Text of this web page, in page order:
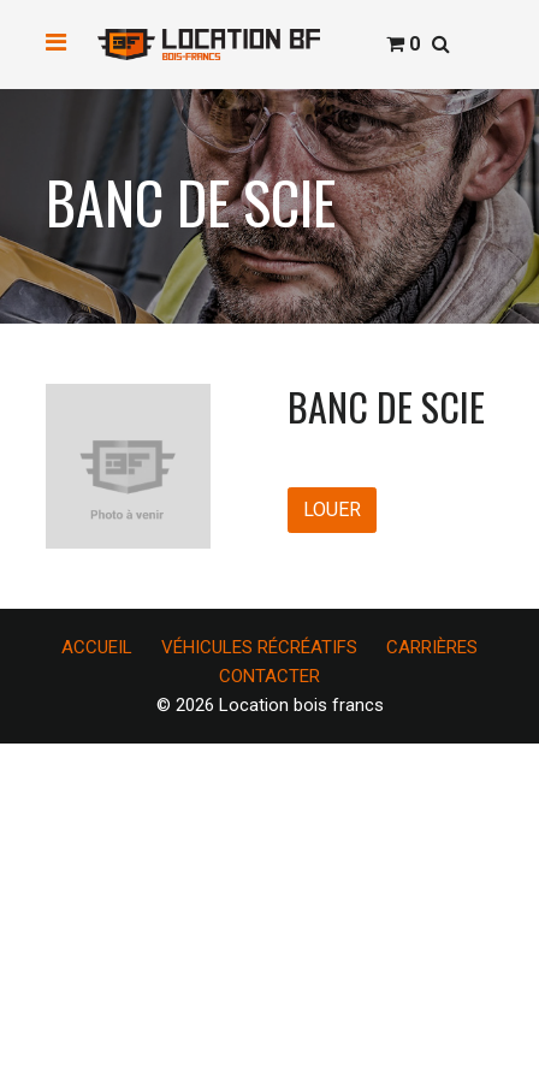
0
BANC DE SCIE
BANC DE SCIE
LOUER
ACCUEIL VÉHICULES RÉCRÉATIFS
CARRIÈRES
CONTACTER
© 2026 Location bois francs